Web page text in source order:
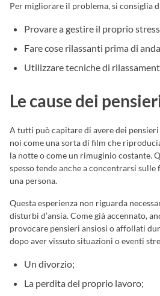
Per migliorare il problema, si consiglia
Provare a gestire il proprio
Fare cose rilassanti prima di
Utilizzare tecniche di
Le cause dei
A tutti può capitare di avere dei pensieri
noi come una sorta di film che
la notte o come un rimuginio costante.
spesso tende anche a concentrarsi
una persona.
Questa esperienza non riguarda
disturbi d’ansia. Come già accennato,
provocare pensieri ansiosi o affollati
dopo aver vissuto situazioni o eventi
Un divorzio;
La perdita del proprio lavoro;